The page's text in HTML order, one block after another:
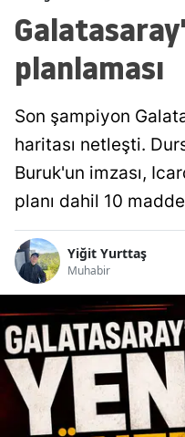
planlaması
Son şampiyon
haritası netleşti.
Buruk'un imzası,
planı dahil 10
Yiğit Yurttaş
Muhabir